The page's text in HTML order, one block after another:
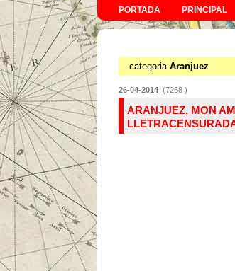
PORTADA PRINCIPAL
categoria Aranjuez
26-04-2014 (7268 )
ARANJUEZ, MON